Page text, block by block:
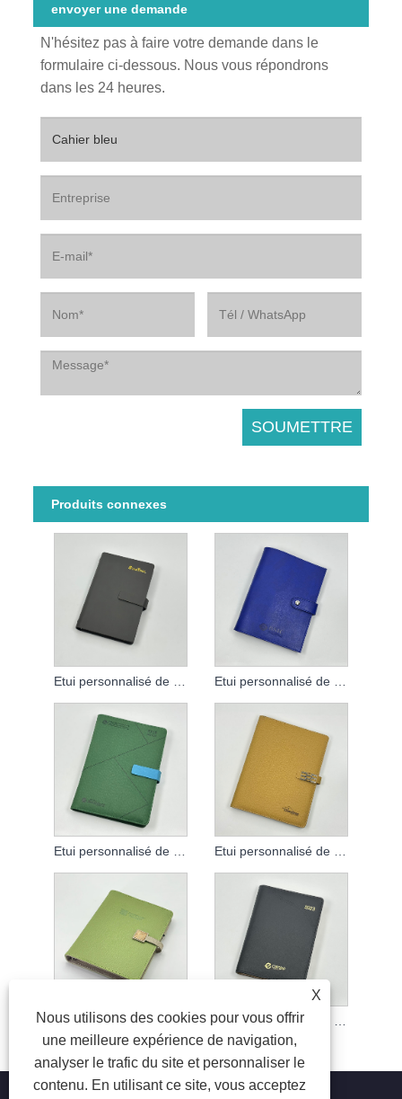
envoyer une demande
N'hésitez pas à faire votre demande dans le
formulaire ci-dessous. Nous vous répondrons
dans les 24 heures.
Produits connexes
Etui personnalisé de carnet à feuilles mobiles
X
Nous utilisons des cookies pour vous offrir
une meilleure expérience de navigation,
analyser le trafic du site et personnaliser le
contenu. En utilisant ce site, vous acceptez